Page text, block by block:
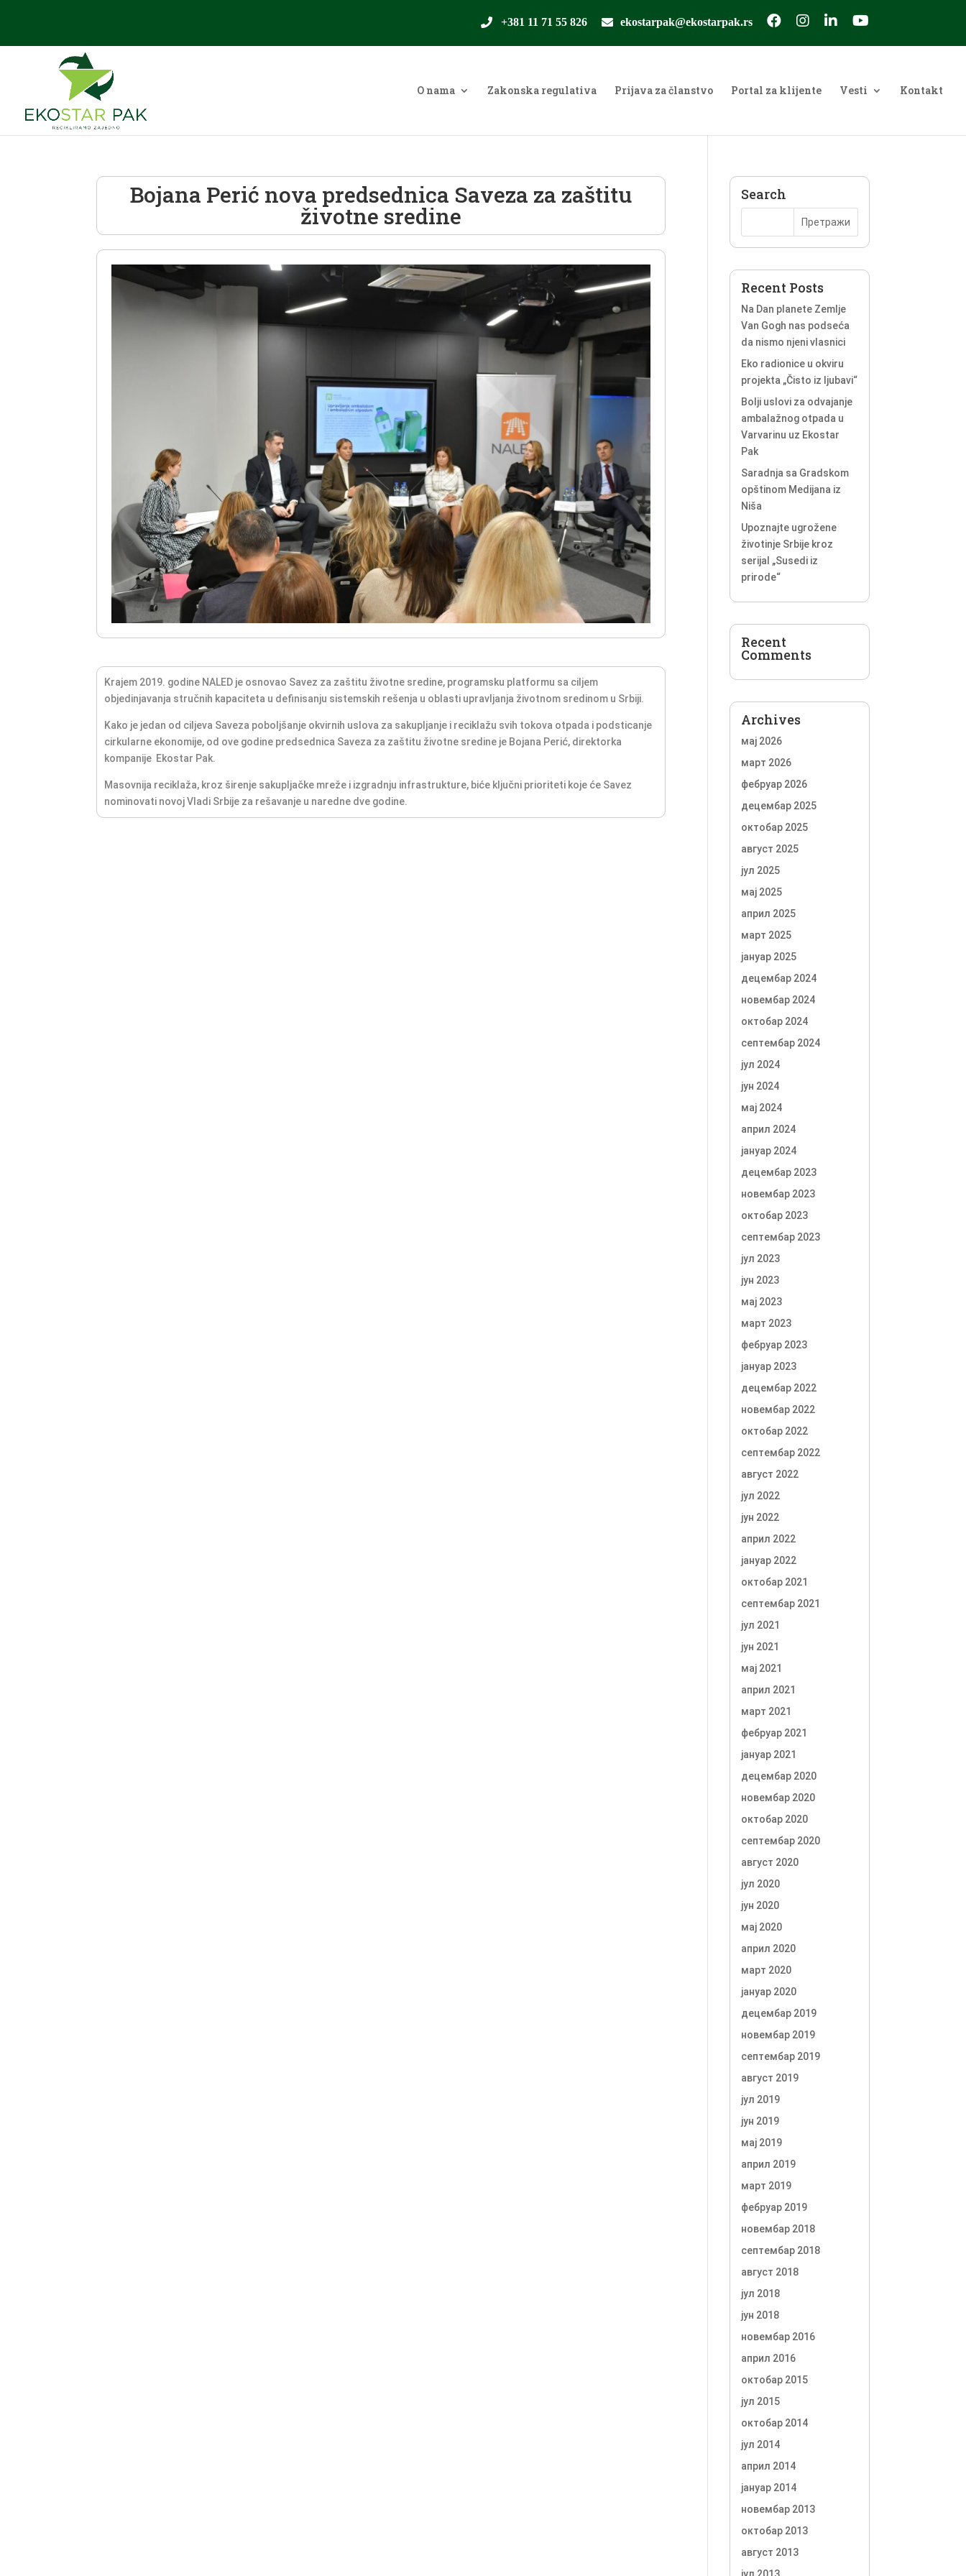
+381 11 71 55 826 ekostarpak@ekostarpak.rs
O nama Zakonska regulativa Prijava za članstvo Portal za klijente Vesti Kontakt
Bojana Perić nova predsednica Saveza za zaštitu
životne sredine
Krajem 2019. godine NALED je osnovao Savez za zaštitu životne sredine, programsku platformu sa ciljem
objedinjavanja stručnih kapaciteta u definisanju sistemskih rešenja u oblasti upravljanja životnom sredinom u Srbiji.
Kako je jedan od ciljeva Saveza poboljšanje okvirnih uslova za sakupljanje i reciklažu svih tokova otpada i podsticanje
cirkularne ekonomije, od ove godine predsednica Saveza za zaštitu životne sredine je Bojana Perić, direktorka
kompanije Ekostar Pak.
Masovnija reciklaža, kroz širenje sakupljačke mreže i izgradnju infrastrukture, biće ključni prioriteti koje će Savez
nominovati novoj Vladi Srbije za rešavanje u naredne dve godine.
Search
Recent Posts
Na Dan planete Zemlje
Van Gogh nas podseća
da nismo njeni vlasnici
Eko radionice u okviru
projekta „Čisto iz ljubavi“
Bolji uslovi za odvajanje
ambalažnog otpada u
Varvarinu uz Ekostar
Pak
Saradnja sa Gradskom
opštinom Medijana iz
Niša
Upoznajte ugrožene
životinje Srbije kroz
serijal „Susedi iz
prirode“
Recent
Comments
Archives
мај 2026
март 2026
фебруар 2026
децембар 2025
октобар 2025
август 2025
јул 2025
мај 2025
април 2025
март 2025
јануар 2025
децембар 2024
новембар 2024
октобар 2024
септембар 2024
јул 2024
јун 2024
мај 2024
април 2024
јануар 2024
децембар 2023
новембар 2023
октобар 2023
септембар 2023
јул 2023
јун 2023
мај 2023
март 2023
фебруар 2023
јануар 2023
децембар 2022
новембар 2022
октобар 2022
септембар 2022
август 2022
јул 2022
јун 2022
април 2022
јануар 2022
октобар 2021
септембар 2021
јул 2021
јун 2021
мај 2021
април 2021
март 2021
фебруар 2021
јануар 2021
децембар 2020
новембар 2020
октобар 2020
септембар 2020
август 2020
јул 2020
јун 2020
мај 2020
април 2020
март 2020
јануар 2020
децембар 2019
новембар 2019
септембар 2019
август 2019
јул 2019
јун 2019
мај 2019
април 2019
март 2019
фебруар 2019
новембар 2018
септембар 2018
август 2018
јул 2018
јун 2018
новембар 2016
април 2016
октобар 2015
јул 2015
октобар 2014
јул 2014
април 2014
јануар 2014
новембар 2013
октобар 2013
август 2013